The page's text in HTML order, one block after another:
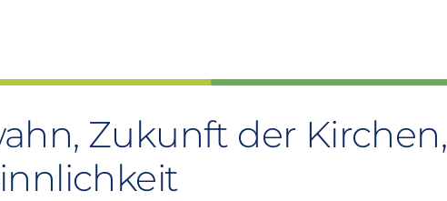
Zukunft der Kirchen,